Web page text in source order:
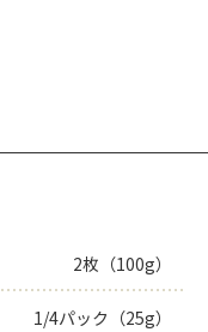
2枚（100g）
1/4パック（25g）